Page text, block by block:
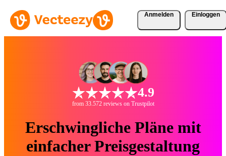
Anmelden Einloggen
4.9
from 33.572 reviews on Trustpilot
Erschwingliche Pläne mit
einfacher Preisgestaltung